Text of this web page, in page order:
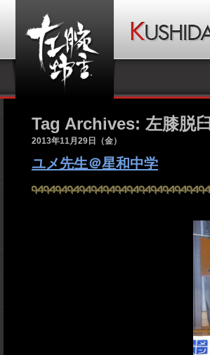
Tag Archives: 左膝脱臼
2013年11月29日（金）
ユメ先生＠星和中学